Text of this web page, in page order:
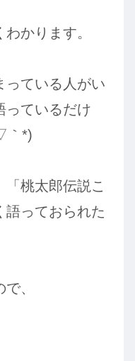
かります。
っている人がい
っているだけ
｀*)
桃太郎伝説こ
語っておられた
、